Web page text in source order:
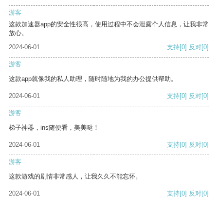
游客
这款加速器app的安全性很高，使用过程中不会泄露个人信息，让我非常
放心。
2024-06-01
支持[0] 反对[0]
游客
这款app就像我的私人助理，随时随地为我的办公提供帮助。
2024-06-01 支持[0] 反对[0]
游客
梯子神器，ins随便看，美美哒！
2024-06-01 支持[0] 反对[0]
游客
这款游戏的剧情非常感人，让我久久不能忘怀。
2024-06-01 支持[0] 反对[0]